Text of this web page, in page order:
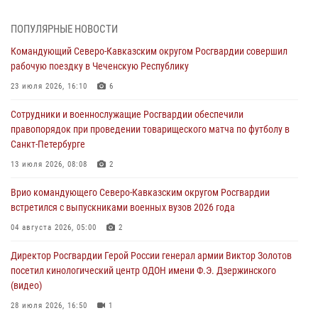
память товарищей, погибших при исполнении воинского долга
06 августа 2026, 13:29 5
В Центральном округе Росгвардии прошли мероприятия к
06 августа 2026, 13:24
Росгвардейцы задержали мужчину, открывшего стрельбу в
Подмосковье (видео)
Росгвардейцы провели выставку вооружения для участников сбора
«Гвардеец» в Пензе (видео)
В Курске росгвардейцы приняли участие в митинге, посвященном
второй годовщине вторжения ВСУ на территорию области
06 августа 2026, 11:56
ПОПУЛЯРНЫЕ НОВОСТИ
Командующий Северо-Кавказским округом Росгвардии совершил
рабочую поездку в Чеченскую Республику
23 июля 2026, 16:10 6
Сотрудники и военнослужащие Росгвардии обеспечили
правопорядок при проведении товарищеского матча по футболу в
Санкт-Петербурге
13 июля 2026, 08:08 2
Врио командующего Северо-Кавказским округом Росгвардии
встретился с выпускниками военных вузов 2026 года
04 августа 2026, 05:00 2
Директор Росгвардии Герой России генерал армии Виктор Золотов
посетил кинологический центр ОДОН имени Ф.Э. Дзержинского
(видео)
28 июля 2026, 16:50 1